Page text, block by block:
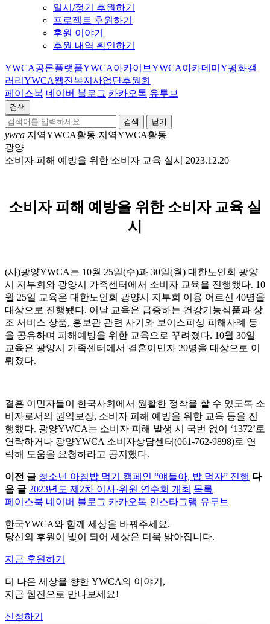
일시/정기 후원하기
프로젝트 후원하기
후원 이야기
후원 내역 확인하기
YWCA공론플랫폼YWCA아카이브YWCA아카데미 Y평화갤
러리 YWCA웹진복지사업단후원회
페이스북 네이버 블로그 카카오톡 유투브
검색
닫기
ywca 지역YWCA활동 지역YWCA활동
광양
소비자 피해 예방을 위한 소비자 교육 실시 2023.12.20
소비자 피해 예방을 위한 소비자 교육 실
시
(사)광양YWCA는 10월 25일(수)과 30일(월) 대한노인회 광양
시 지부회와 광양시 가족센터에서 소비자 교육을 진행했다. 10
월 25일 교육은 대한노인회 광양시 지부회 이용 어르신 40명을
대상으로 진행됐다. 이날 교육은 급증하는 건강기능식품과 상
조 서비스 상품, 홍보관 관련 사기와 보이스피싱 피해사례 등
을 공유하며 피해예방을 위한 교육으로 꾸려졌다. 10월 30일
교육은 광양시 가족센터에서 결혼이민자 20명을 대상으로 이
뤄졌다.
결혼 이민자들이 한국사회에서 원활한 정착을 할 수 있도록 소
비자로서의 권익보장, 소비자 피해 예방을 위한 교육 등을 진
행했다. 광양YWCA는 소비자 피해 발생 시 국번 없이 ‘1372’로
연락하거나 광양YWCA 소비자상담센터(061-762-9898)로 연
락해 도움을 요청하라고 공지했다.
이전 글 청소년 아침밥 먹기 캠페인 “얘들아, 밥 먹자” 진행 다
음 글 2023년도 제2차 이사·위원 연수회 개최 목록
페이스북 네이버 블로그 카카오톡 인스타그램 유투브
한국YWCA와 함께 세상을 바꿔주세요.
당신의 후원이 빛이 되어 세상은 더욱 밝아집니다.
지금 후원하기
더 나은 세상을 향한 YWCA의 이야기,
지금 웹진으로 만나보세요!
신청하기